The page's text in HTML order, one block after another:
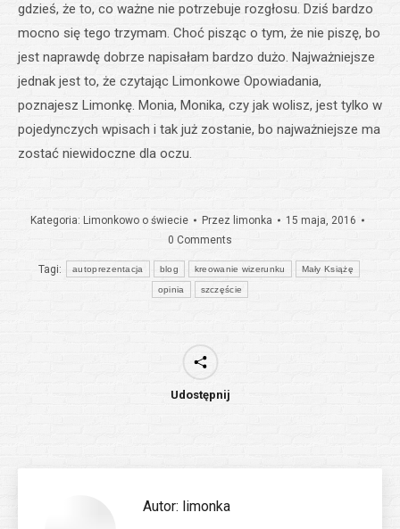
gdzieś, że to, co ważne nie potrzebuje rozgłosu. Dziś bardzo
mocno się tego trzymam. Choć pisząc o tym, że nie piszę, bo
jest naprawdę dobrze napisałam bardzo dużo. Najważniejsze
jednak jest to, że czytając Limonkowe Opowiadania,
poznajesz Limonkę. Monia, Monika, czy jak wolisz, jest tylko w
pojedynczych wpisach i tak już zostanie, bo najważniejsze ma
zostać niewidoczne dla oczu.
Kategoria: Limonkowo o świecie Przez limonka
15 maja, 2016
0 Comments
Tagi: autoprezentacja blog kreowanie wizerunku Mały Książę
opinia szczęście
Udostępnij
Autor: limonka